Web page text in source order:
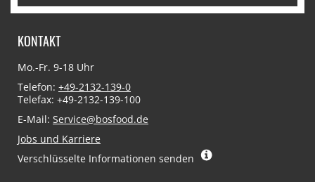
KONTAKT
Mo.-Fr. 9-18 Uhr
Telefon: +49-2132-139-0
Telefax: +49-2132-139-100
E-Mail: Service@bosfood.de
Jobs und Karriere
Verschlüsselte Informationen senden